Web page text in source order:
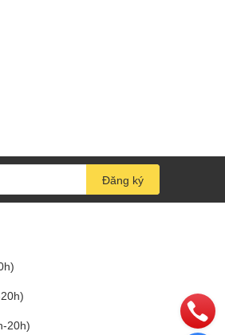
Đăng ký
20h)